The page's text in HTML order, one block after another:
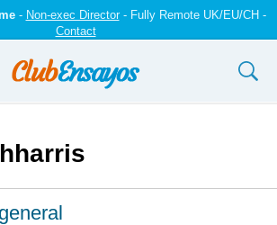
- Non-exec Director- Fully Remote UK/EU/CH -
Contact